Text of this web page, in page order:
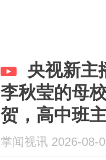
央视新主
李秋莹的母
贺，高中班
掌闻视讯 2026-08-